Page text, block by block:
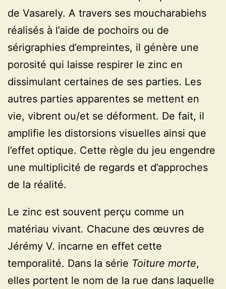
de Vasarely. A travers ses moucharabiehs
réalisés à l’aide de pochoirs ou de
sérigraphies d’empreintes, il génère une
porosité qui laisse respirer le zinc en
dissimulant certaines de ses parties. Les
autres parties apparentes se mettent en
vie, vibrent ou/et se déforment. De fait, il
amplifie les distorsions visuelles ainsi que
l’effet optique. Cette règle du jeu engendre
une multiplicité de regards et d’approches
de la réalité.
Le zinc est souvent perçu comme un
matériau vivant. Chacune des œuvres de
Jérémy V. incarne en effet cette
temporalité. Dans la série Toiture morte,
elles portent le nom de la rue dans laquelle